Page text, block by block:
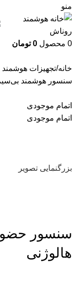
منو
0 محصول 0 تومان
خانه تجهیزات
سنسور هوشمند
اتمام موجودی
اتمام موجودی
بزرگنمایی تصویر
هالوژنی